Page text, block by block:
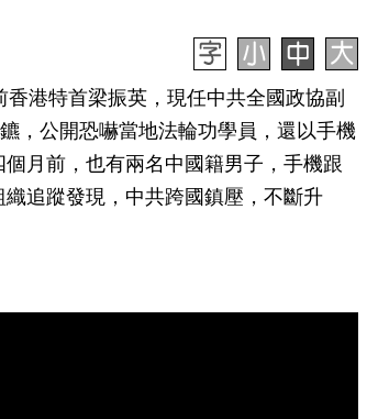
香港特首梁振英，現任中共全國政協副
，公開恐嚇當地法輪功學員，還以手機
月前，也有兩名中國籍男子，手機跟
追蹤發現，中共跨國鎮壓，不斷升